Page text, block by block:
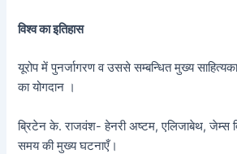
विश्व का इतिहास
यूरोप में पुनर्जागरण व उससे सम्बन्धित मुख्य
का योगदान ।
ब्रिटेन के. राजवंश- हेनरी अष्टम, एलिजाबेथ, जेम्स
समय की मुख्य घटनाएँ।